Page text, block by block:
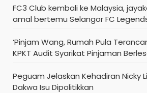
FC3 Club kembali ke Malaysia,
amal bertemu Selangor FC
‘Pinjam Wang, Rumah Pula
KPKT Audit Syarikat Pinjaman
Peguam Jelaskan Kehadiran Nicky
Dakwa Isu Dipolitikkan